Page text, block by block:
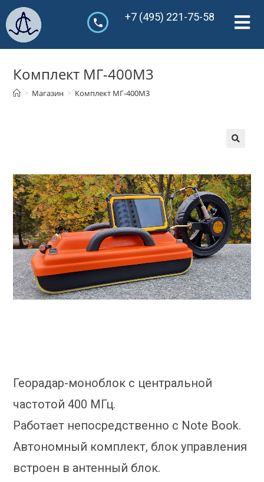
+7 (495) 221-75-58
Комплект МГ-400М3
> Магазин > Комплект МГ-400М3
Георадар-моноблок с центральной
частотой 400 МГц.
Работает непосредственно с Note Book.
Автономный комплект, блок управления
встроен в антенный блок.